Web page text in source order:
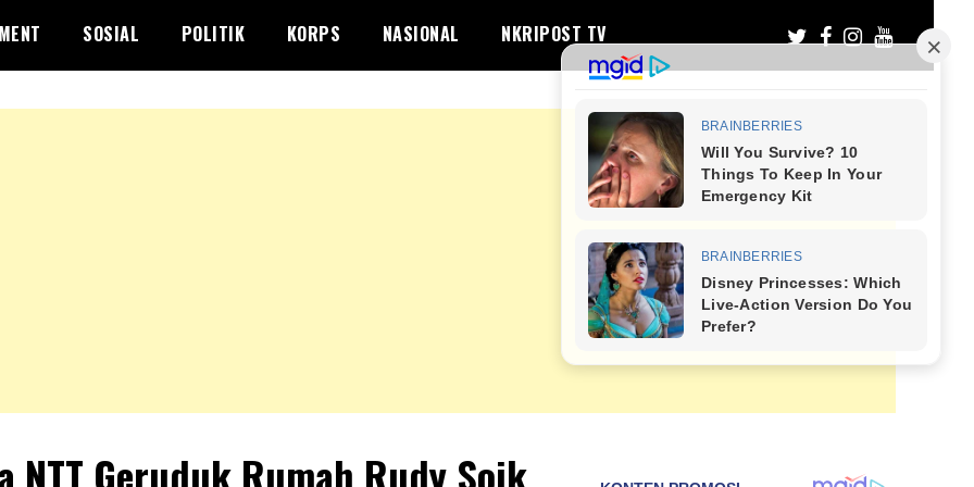
SOSIAL POLITIK KORPS NASIONAL NKRIPOST TV
NTT Geruduk Rumah Rudy Soik